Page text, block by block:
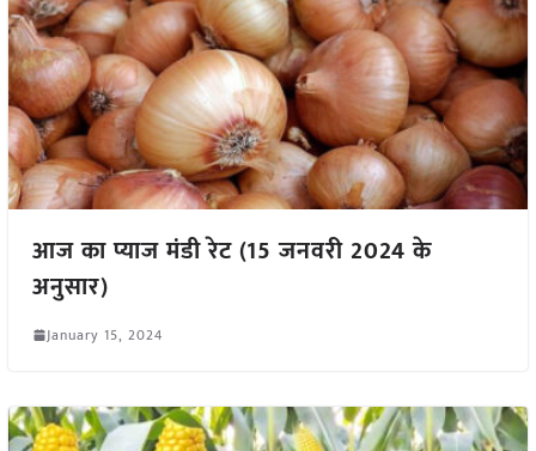
आज का प्याज मंडी रेट (15 जनवरी 2024 के
अनुसार)
January 15, 2024